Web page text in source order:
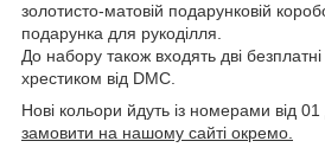
золотисто-матовій подарунковій
подарунка для рукоділля.
До набору також входять дві
хрестиком від DMC.
Нові кольори йдуть із номерами від
замовити на нашому сайті окремо.